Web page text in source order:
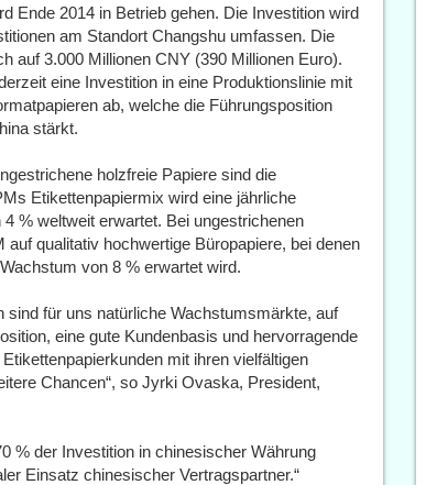
Ende 2014 in Betrieb gehen. Die Investition wird
am Standort Changshu umfassen. Die
auf 3.000 Millionen CNY (390 Millionen Euro).
eine Investition in eine Produktionslinie mit
ab, welche die Führungsposition
stärkt.
holzfreie Papiere sind die
Etikettenpapiermix wird eine jährliche
% weltweit erwartet. Bei ungestrichenen
qualitativ hochwertige Büropapiere, bei denen
von 8 % erwartet wird.
sind für uns natürliche Wachstumsmärkte, auf
eine gute Kundenbasis und hervorragende
mit ihren vielfältigen
Chancen“, so Jyrki Ovaska, President,
% der Investition in chinesischer Währung
Einsatz chinesischer Vertragspartner.“